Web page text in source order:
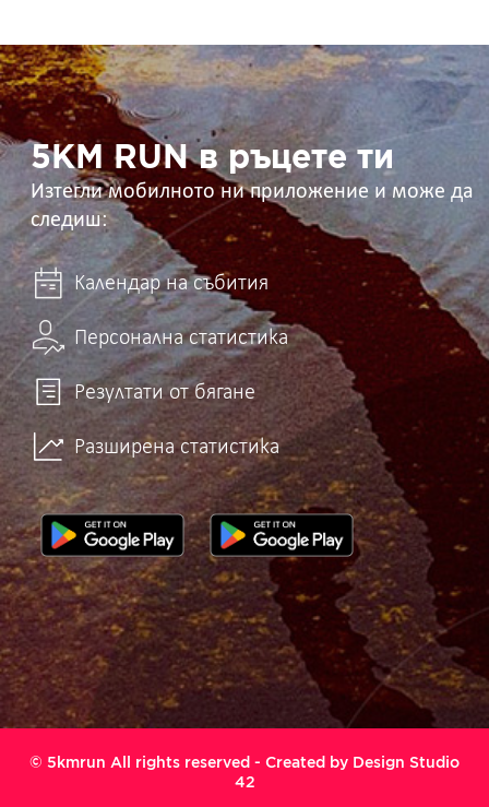
5KM
RUN
в
ръцете
ти 5KM RUN в ръцете ти
Изтегли мобилното ни приложение и може да
следиш:
Календар на събития
Персонална статистика
Резултати от бягане
Разширена статистика
© 5kmrun All rights reserved - Created by Design Studio
42